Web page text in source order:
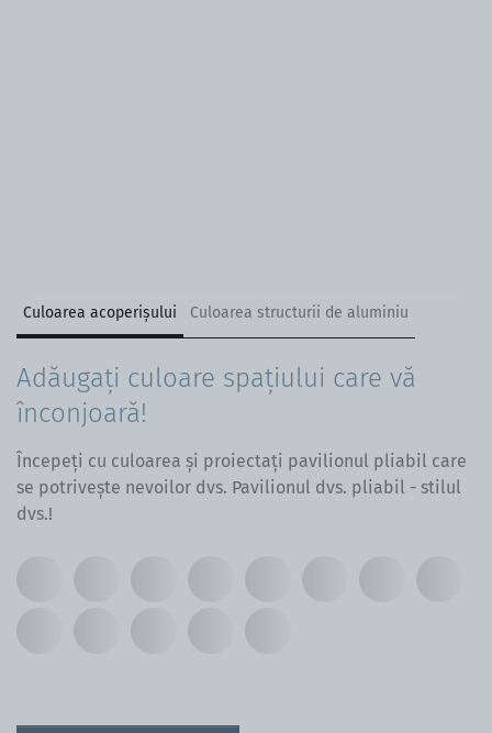
Culoarea acoperișului Culoarea structurii de aluminiu
Adăugați culoare spațiului care vă
înconjoară!
Începeți cu culoarea și proiectați pavilionul pliabil care
se potrivește nevoilor dvs. Pavilionul dvs. pliabil - stilul
dvs.!